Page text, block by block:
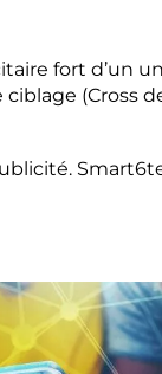
fort d’un
(Cross